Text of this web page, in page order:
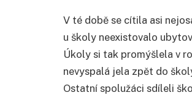
V té době se cítila asi
u školy neexistovalo
Úkoly si tak promýšlela v
nevyspalá jela zpět do
Ostatní spolužáci sdíleli